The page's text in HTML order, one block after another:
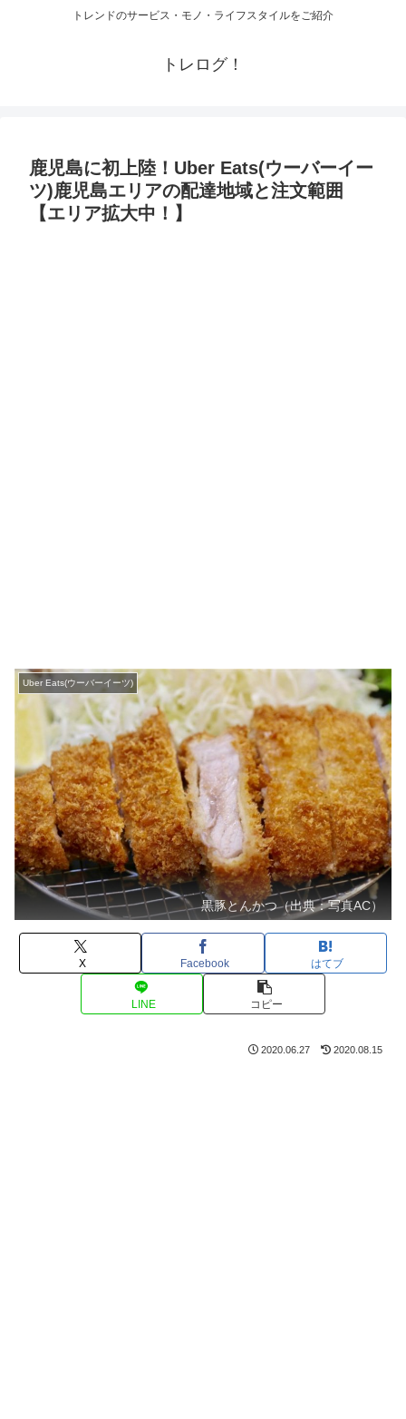
トレンドのサービス・モノ・ライフスタイルをご紹介
トレログ！
鹿児島に初上陸！Uber Eats(ウーバーイー
ツ)鹿児島エリアの配達地域と注文範囲
【エリア拡大中！】
Uber Eats(ウーバーイーツ)
黒豚とんかつ（出典：写真AC）
X Facebook はてブ
LINE コピー
2020.06.27 2020.08.15